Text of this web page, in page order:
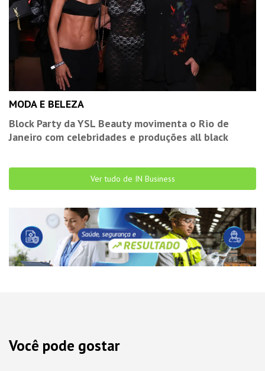
MODA E BELEZA
Block Party da YSL Beauty movimenta o Rio de
Janeiro com celebridades e produções all black
Ver tudo de IN Business
Você pode gostar